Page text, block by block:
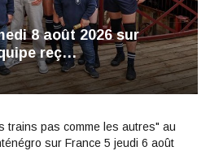
8 août 2026 sur
reç…
trains pas comme les autres" au
sur France 5 jeudi 6 août